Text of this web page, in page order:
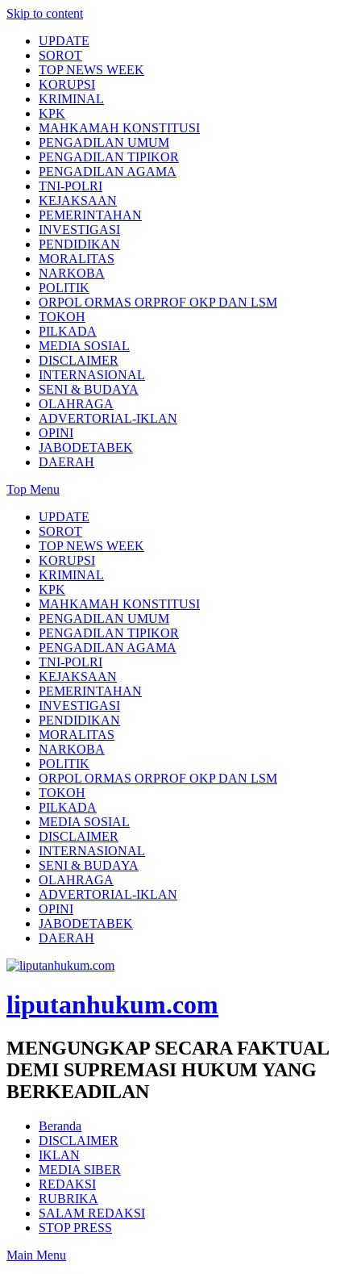
Skip to content
UPDATE
SOROT
TOP NEWS WEEK
KORUPSI
KRIMINAL
KPK
MAHKAMAH KONSTITUSI
PENGADILAN UMUM
PENGADILAN TIPIKOR
PENGADILAN AGAMA
TNI-POLRI
KEJAKSAAN
PEMERINTAHAN
INVESTIGASI
PENDIDIKAN
MORALITAS
NARKOBA
POLITIK
ORPOL ORMAS ORPROF OKP DAN LSM
TOKOH
PILKADA
MEDIA SOSIAL
DISCLAIMER
INTERNASIONAL
SENI & BUDAYA
OLAHRAGA
ADVERTORIAL-IKLAN
OPINI
JABODETABEK
DAERAH
Top Menu
UPDATE
SOROT
TOP NEWS WEEK
KORUPSI
KRIMINAL
KPK
MAHKAMAH KONSTITUSI
PENGADILAN UMUM
PENGADILAN TIPIKOR
PENGADILAN AGAMA
TNI-POLRI
KEJAKSAAN
PEMERINTAHAN
INVESTIGASI
PENDIDIKAN
MORALITAS
NARKOBA
POLITIK
ORPOL ORMAS ORPROF OKP DAN LSM
TOKOH
PILKADA
MEDIA SOSIAL
DISCLAIMER
INTERNASIONAL
SENI & BUDAYA
OLAHRAGA
ADVERTORIAL-IKLAN
OPINI
JABODETABEK
DAERAH
liputanhukum.com
MENGUNGKAP SECARA FAKTUAL
DEMI SUPREMASI HUKUM YANG
BERKEADILAN
Beranda
DISCLAIMER
IKLAN
MEDIA SIBER
REDAKSI
RUBRIKA
SALAM REDAKSI
STOP PRESS
Main Menu